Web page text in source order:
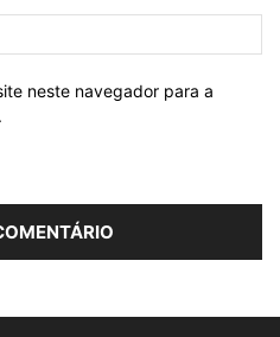
neste navegador para a